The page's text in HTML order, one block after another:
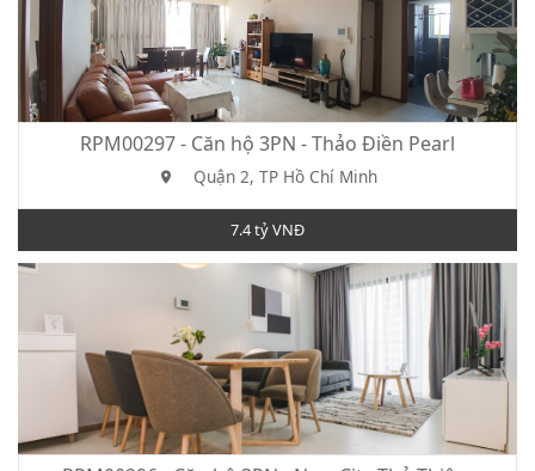
RPM00297 - Căn hộ 3PN - Thảo Điền Pearl
Quận 2, TP Hồ Chí Minh
7.4 tỷ VNĐ